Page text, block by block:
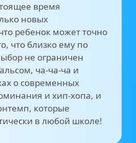
время
новых
ребенок может точно
что близко ему по
не ограничен
ча-ча-ча и
о современных
и хип-хопа, и
которые
в любой школе!